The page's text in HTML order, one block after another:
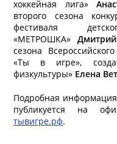
хоккейная лига»
второго сезона
фестиваля
«МЕТРОШКА»
сезона
«Ты в игре»,
физкультуры» Елена
Подробная
публикуется на
тывигре.рф.